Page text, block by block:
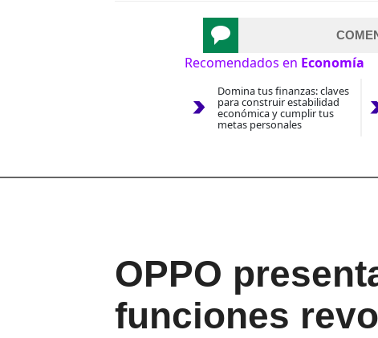
Recomendados en Economía
Domina tus finanzas: claves
para construir estabilidad
económica y cumplir tus
metas personales
OPPO
funciones